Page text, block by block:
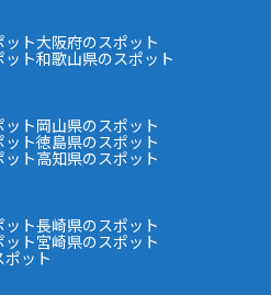
ット大阪府のスポット
ト和歌山県のスポット
ット岡山県のスポット
ット徳島県のスポット
ット高知県のスポット
ト長崎県のスポット
ト宮崎県のスポット
ット